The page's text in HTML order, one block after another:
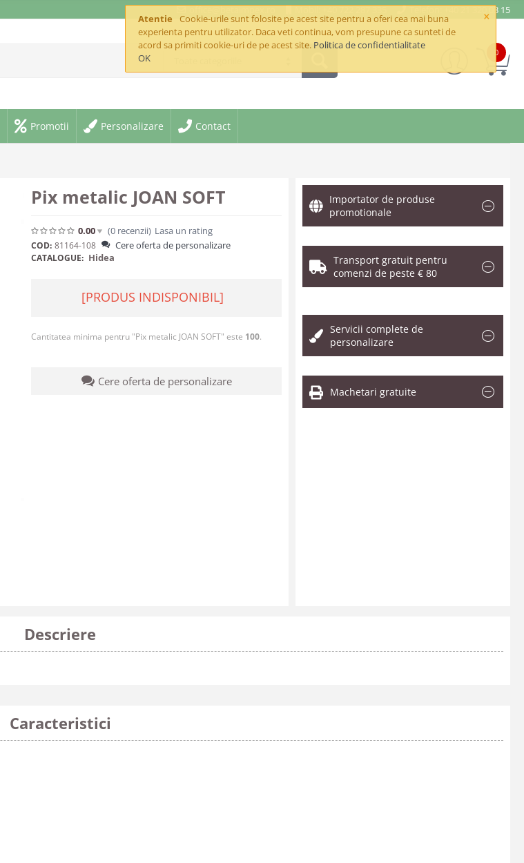
×
Atentie
Cookie-urile sunt folosite pe acest site pentru a oferi cea mai buna
experienta pentru utilizator. Daca veti continua, vom presupune ca sunteti de
acord sa primiti cookie-uri de pe acest site. Politica de confidentialitate
OK
office@betaimpex.ro Mobil: +40 722 287 335 Telefon: +40 21 320 03 15
0
Promotii Personalizare Contact
Pix metalic JOAN SOFT
0.00 (0 recenzii) Lasa un rating
COD: 81164-108 Cere oferta de personalizare
CATALOGUE: Hidea
[PRODUS INDISPONIBIL]
Cantitatea minima pentru "Pix metalic JOAN SOFT" este 100.
Cere oferta de personalizare
Importator de produse
promotionale
Transport gratuit pentru
comenzi de peste € 80
Servicii complete de
personalizare
Machetari gratuite
Descriere
Caracteristici